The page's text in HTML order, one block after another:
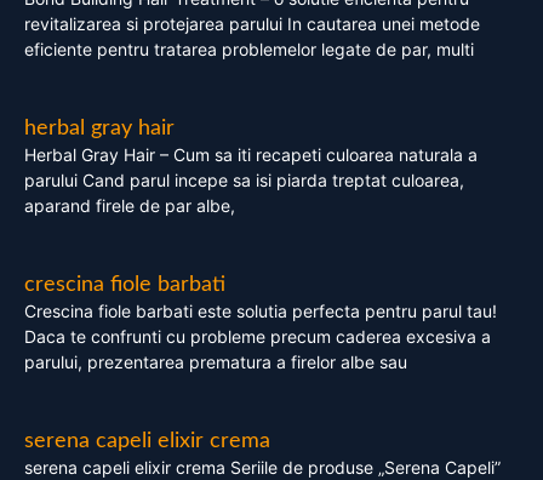
revitalizarea si protejarea parului In cautarea unei metode
eficiente pentru tratarea problemelor legate de par, multi
herbal gray hair
Herbal Gray Hair – Cum sa iti recapeti culoarea naturala a
parului Cand parul incepe sa isi piarda treptat culoarea,
aparand firele de par albe,
crescina fiole barbati
Crescina fiole barbati este solutia perfecta pentru parul tau!
Daca te confrunti cu probleme precum caderea excesiva a
parului, prezentarea prematura a firelor albe sau
serena capeli elixir crema
serena capeli elixir crema Seriile de produse „Serena Capeli”